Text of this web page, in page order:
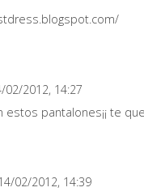
02/2012, 14:27
estos pantalones¡¡ te
02/2012, 14:39